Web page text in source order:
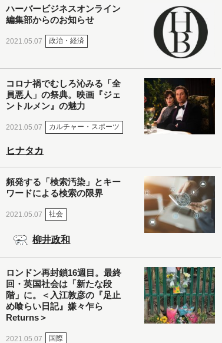
ハーバービジネスオンライン
編集部からのお知らせ
2021.05.07 政治・経済
コロナ禍でむしろ沁みる「全
員悪人」の祭典。映画『ジェ
ントルメン』の魅力
2021.05.07 カルチャー・スポーツ
ヒナタカ
頻発する「検索汚染」とキー
ワードによる検索の限界
2021.05.07 社会
柳井政和
ロンドン再封鎖16週目。最終
回・英国社会は「新たな段
階」に。＜入江敦彦の『足止
め喰らい日記』嫌々乍ら
Returns＞
2021.05.07 国際